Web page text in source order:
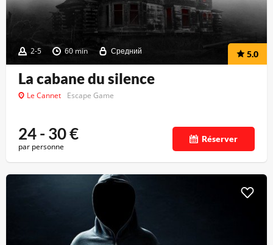
2-5 60 min Средний 5.0
La cabane du silence
Le Cannet Escape Game
24 - 30€
par personne
Réserver